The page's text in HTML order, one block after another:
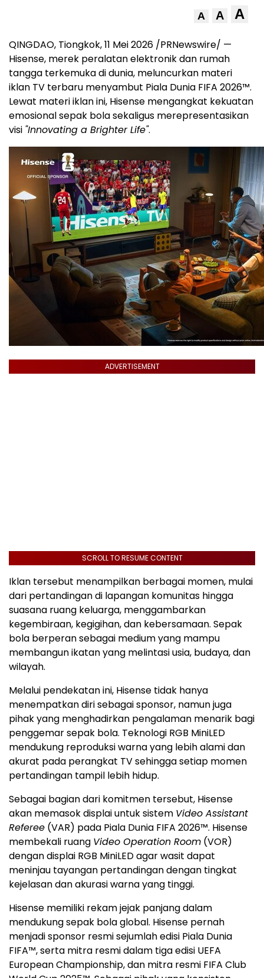
A A A
QINGDAO, Tiongkok, 11 Mei 2026 /PRNewswire/ —
Hisense, merek peralatan elektronik dan rumah
tangga terkemuka di dunia, meluncurkan materi
iklan TV terbaru menyambut Piala Dunia FIFA 2026™.
Lewat materi iklan ini, Hisense mengangkat kekuatan
emosional sepak bola sekaligus merepresentasikan
visi "Innovating a Brighter Life".
ADVERTISEMENT
SCROLL TO RESUME CONTENT
Iklan tersebut menampilkan berbagai momen, mulai
dari pertandingan di lapangan komunitas hingga
suasana ruang keluarga, menggambarkan
kegembiraan, kegigihan, dan kebersamaan. Sepak
bola berperan sebagai medium yang mampu
membangun ikatan yang melintasi usia, budaya, dan
wilayah.
Melalui pendekatan ini, Hisense tidak hanya
menempatkan diri sebagai sponsor, namun juga
pihak yang menghadirkan pengalaman menarik bagi
penggemar sepak bola. Teknologi RGB MiniLED
mendukung reproduksi warna yang lebih alami dan
akurat pada perangkat TV sehingga setiap momen
pertandingan tampil lebih hidup.
Sebagai bagian dari komitmen tersebut, Hisense
akan memasok displai untuk sistem Video Assistant
Referee (VAR) pada Piala Dunia FIFA 2026™. Hisense
membekali ruang Video Operation Room (VOR)
dengan displai RGB MiniLED agar wasit dapat
meninjau tayangan pertandingan dengan tingkat
kejelasan dan akurasi warna yang tinggi.
Hisense memiliki rekam jejak panjang dalam
mendukung sepak bola global. Hisense pernah
menjadi sponsor resmi sejumlah edisi Piala Dunia
FIFA™, serta mitra resmi dalam tiga edisi UEFA
European Championship, dan mitra resmi FIFA Club